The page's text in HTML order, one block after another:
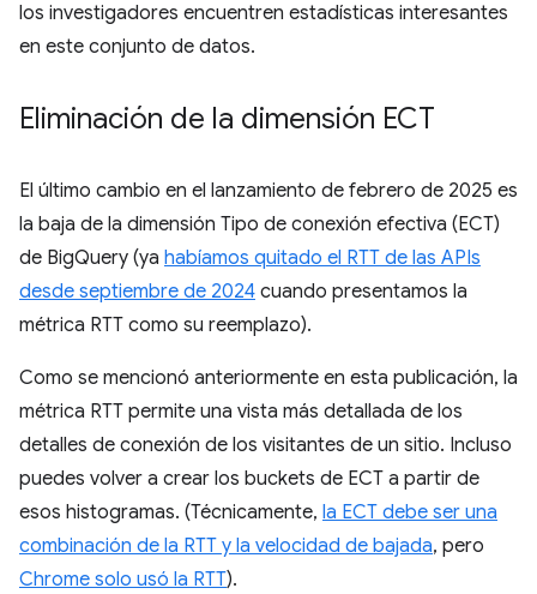
los investigadores encuentren estadísticas interesantes
en este conjunto de datos.
Eliminación de la dimensión ECT
El último cambio en el lanzamiento de febrero de 2025 es
la baja de la dimensión Tipo de conexión efectiva (ECT)
de BigQuery (ya habíamos quitado el RTT de las APIs
desde septiembre de 2024 cuando presentamos la
métrica RTT como su reemplazo).
Como se mencionó anteriormente en esta publicación, la
métrica RTT permite una vista más detallada de los
detalles de conexión de los visitantes de un sitio. Incluso
puedes volver a crear los buckets de ECT a partir de
esos histogramas. (Técnicamente, la ECT debe ser una
combinación de la RTT y la velocidad de bajada, pero
Chrome solo usó la RTT).